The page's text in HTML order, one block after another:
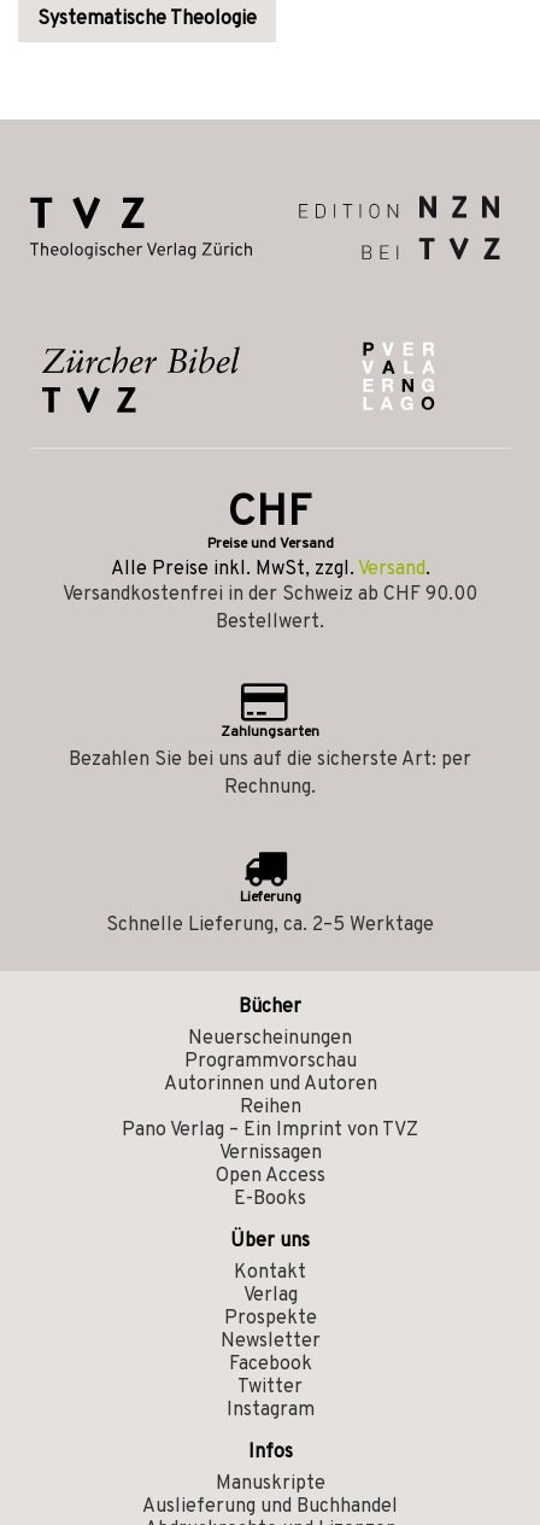
Systematische Theologie
CHF
Preise und Versand
Alle Preise inkl. MwSt, zzgl. Versand.
Versandkostenfrei in der Schweiz ab CHF 90.00
Bestellwert.
Zahlungsarten
Bezahlen Sie bei uns auf die sicherste Art: per
Rechnung.
Lieferung
Schnelle Lieferung, ca. 2–5 Werktage
Bücher
Neuerscheinungen
Programmvorschau
Autorinnen und Autoren
Reihen
Pano Verlag – Ein Imprint von TVZ
Vernissagen
Open Access
E-Books
Über uns
Kontakt
Verlag
Prospekte
Newsletter
Facebook
Twitter
Instagram
Infos
Manuskripte
Auslieferung und Buchhandel